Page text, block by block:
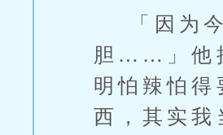
「因为今
胆……」他
明怕辣怕得
西，其实我